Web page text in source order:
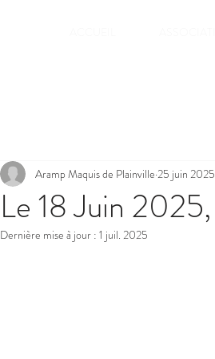
Le 18 Juin 2025,
Aramp Maquis de Plainville 25 juin 2025
Dernière mise à jour : 1 juil. 2025